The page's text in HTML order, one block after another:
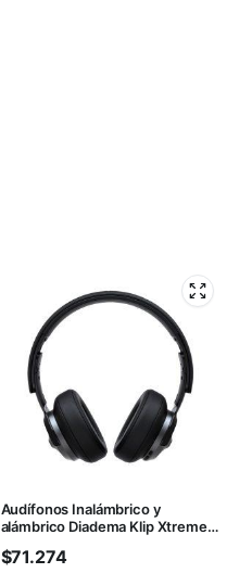
Audífonos Inalámbrico y
alámbrico Diadema Klip Xtreme
$71.274